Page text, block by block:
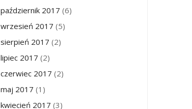
październik 2017 (6)
wrzesień 2017 (5)
sierpień 2017 (2)
lipiec 2017 (2)
czerwiec 2017 (2)
maj 2017 (1)
kwiecień 2017 (3)